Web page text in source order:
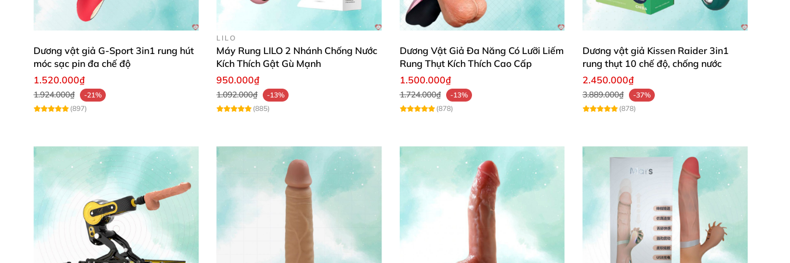
Dương vật giả đa năng DV53A nhỏ gọn tiện lợi mang trong túi
Các phím điều chỉnh độ rung tăng . Dễ dàng sử dụng.
Hướng dẫn sử dụng dương vật giả rung ngoáy sạc pin DV53A
Sạc đầy pin sextoy nữ trước khi dùng , bấm nút on/off để khởi động và đưa vào âm đạo . Sau đó lựa chọn kiểu rung hoặc ngoáy mình thích.
Bạn nên thêm gel bôi trơn để tránh khô rát , cảm nhận được cực khoái cao nhất.
Dương vật giả G-Sport 3in1 rung hút
móc sạc pin đa chế độ
1.520.000₫
1.924.000₫
-21%
(897)
LILO
Máy Rung LILO 2 Nhánh Chống Nước
Kích Thích Gật Gù Mạnh
950.000₫
1.092.000₫
-13%
(885)
Dương Vật Giả Đa Năng Có Lưỡi Liếm
Rung Thụt Kích Thích Cao Cấp
1.500.000₫
1.724.000₫
-13%
(878)
Dương vật giả Kissen Raider 3in1
rung thụt 10 chế độ, chống nước
2.450.000₫
3.889.000₫
-37%
(878)